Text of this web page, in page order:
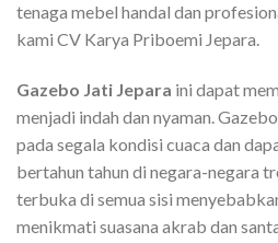
tenaga mebel handal dan
kami CV Karya Priboemi Jepara.
Gazebo Jati Jepara ini dapat
menjadi indah dan nyaman.
pada segala kondisi cuaca dan
bertahun tahun di negara-negara
terbuka di semua sisi
menikmati suasana akrab dan